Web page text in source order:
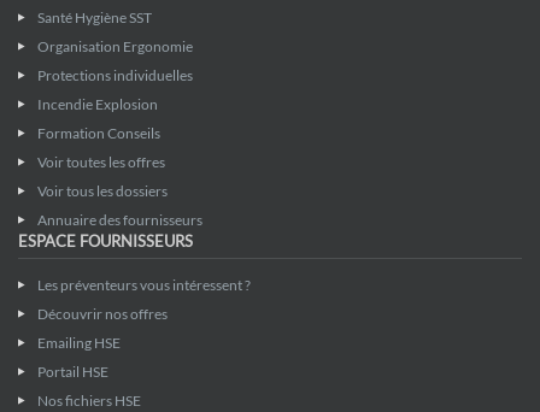
Santé Hygiène SST
Organisation Ergonomie
Protections individuelles
Incendie Explosion
Formation Conseils
Voir toutes les offres
Voir tous les dossiers
Annuaire des fournisseurs
ESPACE FOURNISSEURS
Les préventeurs vous intéressent ?
Découvrir nos offres
Emailing HSE
Portail HSE
Nos fichiers HSE